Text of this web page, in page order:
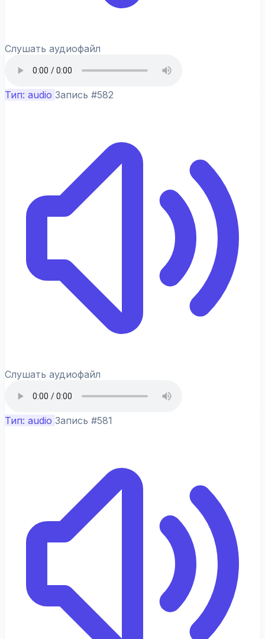
Слушать аудиофайл
Тип: audio Запись #582
Слушать аудиофайл
Тип: audio Запись #581